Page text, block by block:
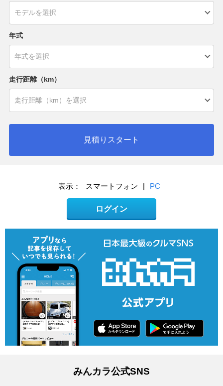
年式
走行距離（km）
見積りスタート
表示： スマートフォン | PC
ログイン
みんカラ公式SNS